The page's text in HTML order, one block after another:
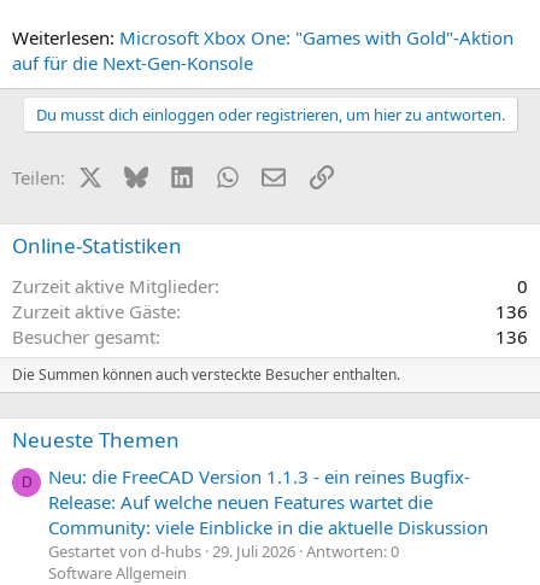
Weiterlesen: Microsoft Xbox One: "Games with Gold"-Aktion
auf für die Next-Gen-Konsole
Du musst dich einloggen oder registrieren, um hier zu antworten.
Teilen: X (Twitter)
BlueskyLinkedInWhatsApp
E-MailLink
Online-Statistiken
Zurzeit aktive Mitglieder
0
Zurzeit aktive Gäste
136
Besucher gesamt
136
Die Summen können auch versteckte Besucher enthalten.
Neueste Themen
D
Neu: die FreeCAD Version 1.1.3 - ein reines Bugfix-
Release: Auf welche neuen Features wartet die
Community: viele Einblicke in die aktuelle Diskussion
Gestartet von d-hubs 29. Juli 2026 Antworten: 0
Software Allgemein